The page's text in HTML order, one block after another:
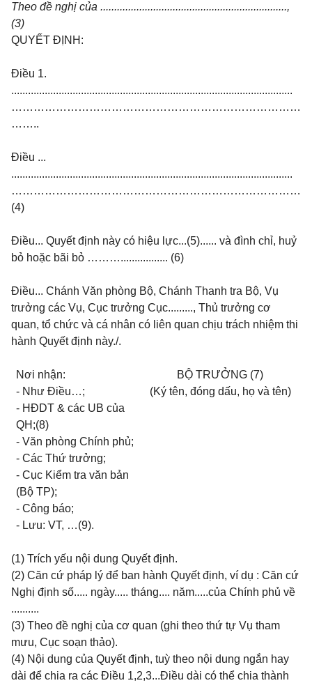
Theo đề nghị của ...................................................................,
(3)
QUYẾT ĐỊ NH:
Điều 1.
.....................................................................................................
……………………………………………………………………
……..
Điều ...
.....................................................................................................
……………………………………………………………………
(4)
Điều... Quyếtđịnh này có hiệu l ực...(5)...... và đình chỉ, huỷ
bỏ hoặc bãi bỏ ………................. (6)
Điều... Chánh Văn phòng Bộ, Chánh Thanh tra Bộ, Vụ
trưởng các Vụ, Cục trưởng Cục........., Thủ trưởng cơ
quan, tổ chức và cá nhân có liên quan chịu trách nhiệm thi
hành Quyếtđịnh này./.
Nơi nhận:
- Như Điều…;
- HĐDT & các UB của
QH;(8)
- Văn phòng Chính phủ;
- Các Thứ trưởng;
- Cục Kiểm tra văn bản
(Bộ TP);
- Công báo;
- Lưu: VT, …(9).
BỘ TRƯỞNG (7)
(Ký tên, đóng dấu, họvà tên)
(1) Trích yếu nội dung Quyếtđịnh.
(2) Căn cứ pháp lý để ban hành Quyếtđịnh, ví dụ : Căn cứ
Nghị định số..... ngày..... tháng.... năm.....của Chính phủ về
..........
(3) Theo đề nghị của cơ quan (ghi theo thứ tự Vụ tham
mưu, Cục soạn thảo).
(4) Nội dung của Quyếtđịnh, tuỳ theo nội dung ngắn hay
dài để chia ra các Điều 1,2,3...Điều dài có thể chia thành